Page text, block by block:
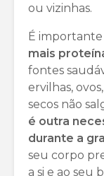
ou vizinhas.
É
mais
fontes
ervilhas,
secos não
é outra
durante a
seu corpo
a si e ao seu